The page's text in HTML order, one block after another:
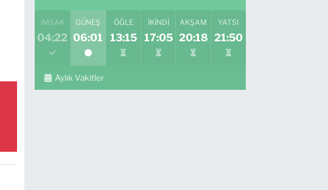
İMSAK
04:22
GÜNEŞ
06:01
ÖĞLE
13:15
İKINDI
17:05
AKŞAM
20:18
YATSI
21:50
Aylık Vakitler